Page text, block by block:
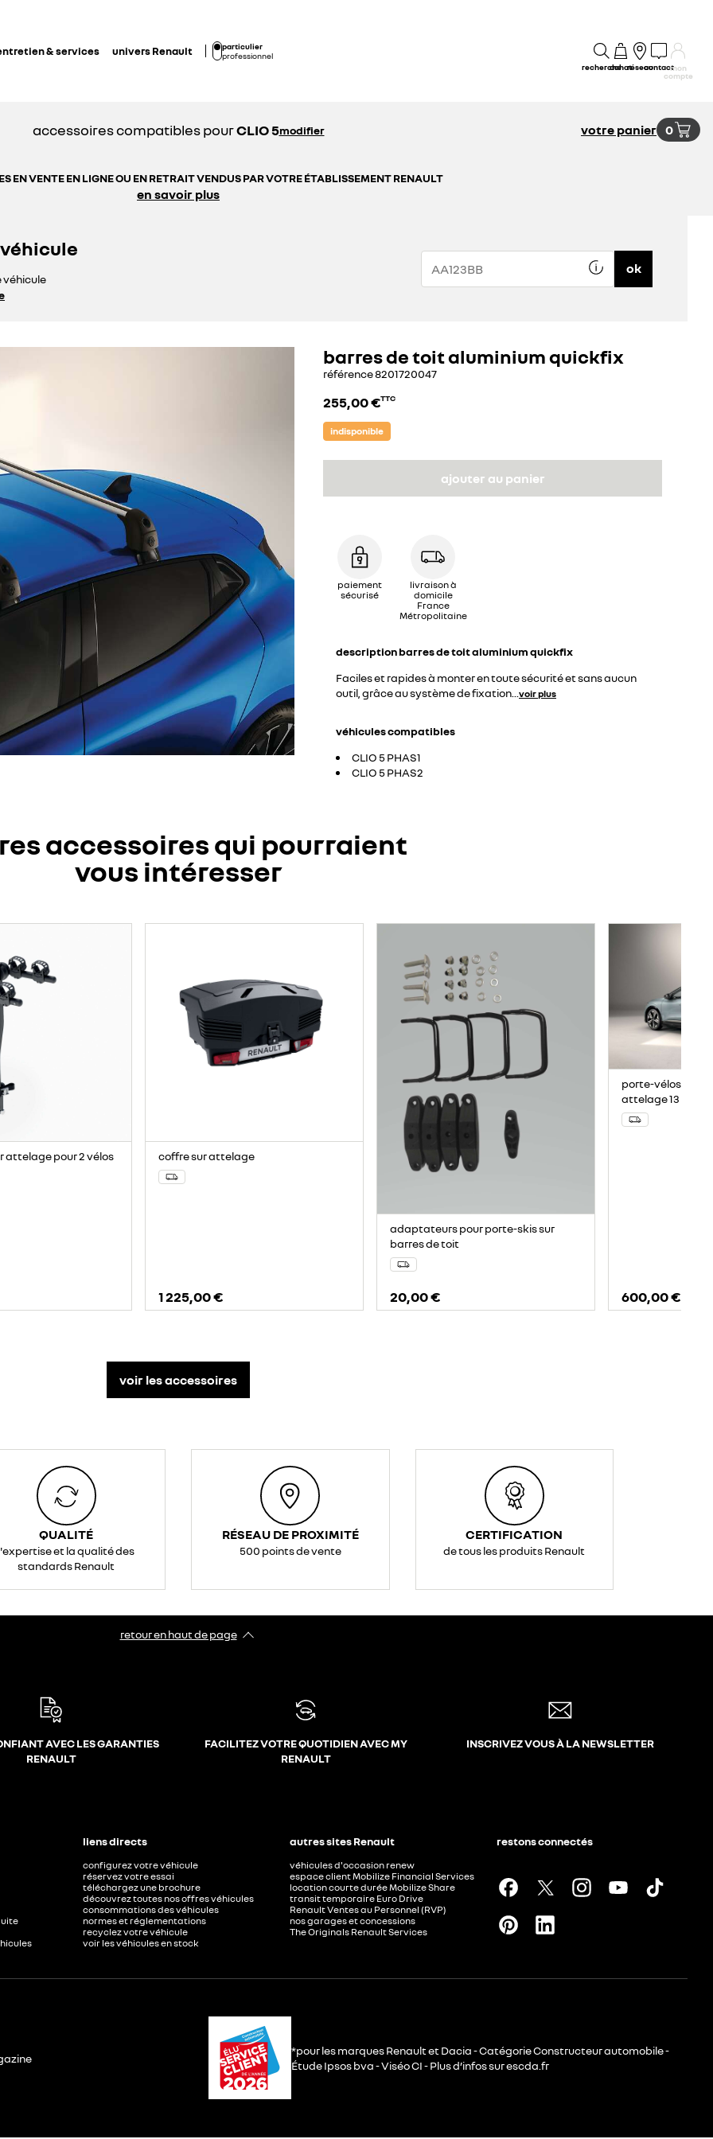
& services univers Renault
particulier
professionnel
rechercheachatréseaucontactmon
compte
accessoires compatibles pourCLIO 5modifier votre panier 0
EN VENTE EN LIGNE OU EN RETRAIT VENDUS PAR VOTRE ÉTABLISSEMENT RENAULT
en savoir plus
véhicule
ok
barres de toit aluminium quickfix
référence8201720047
255,00 €TTC
indisponible
ajouter au panier
paiement
sécurisé
livraison à
domicile
France
Métropolitaine
descriptionbarres de toit aluminium quickfix
Faciles et rapides à monter en toute sécurité et sans aucun
outil, grâce au système de fixation voir plus
véhicules compatibles
CLIO 5 PHAS1
CLIO 5 PHAS2
accessoires qui pourraient
vous intéresser
attelage pour 2 vélos coffre sur attelage
1 225,00 €
adaptateurs pour porte-skis sur
barres de toit
20,00 €
porte-vélos
attelage 13
600,00 €
voir les accessoires
QUALITÉ
et la qualité des
standards Renault
RÉSEAU DE PROXIMITÉ
500 points de vente
CERTIFICATION
de tous les produits Renault
retour en haut de page​
AVEC LES GARANTIES
RENAULT
FACILITEZ VOTRE QUOTIDIEN AVEC MY
RENAULT
INSCRIVEZ VOUS À LA NEWSLETTER
liens directs
configurez votre véhicule
réservez votre essai
téléchargez une brochure
découvrez toutes nos offres véhicules
consommations des véhicules
normes et réglementations
recyclez votre véhicule
voir les véhicules en stock
autres sites Renault
véhicules d'occasion renew
espace client Mobilize Financial Services
location courte durée Mobilize Share
transit temporaire Euro Drive
Renault Ventes au Personnel (RVP)
nos garages et concessions
The Originals Renault Services
restons connectés
*pour les marques Renault et Dacia - Catégorie Constructeur automobile -
Étude Ipsos bva - Viséo CI - Plus d’infos sur escda.fr